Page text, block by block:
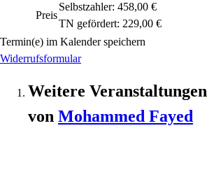
Preis
Selbstzahler: 458,00 €
TN gefördert: 229,00 €
Termin(e) im Kalender speichern
Widerrufsformular
Weitere Veranstaltungen
von Mohammed Fayed